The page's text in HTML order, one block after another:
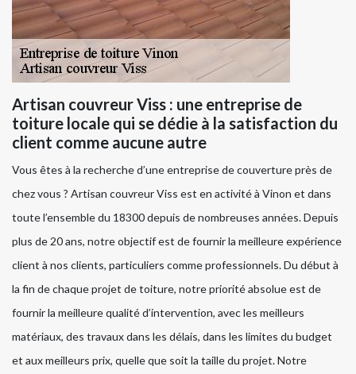
Artisan couvreur Viss : une entreprise de
toiture locale qui se dédie à la satisfaction du
client comme aucune autre
Vous êtes à la recherche d’une entreprise de couverture près de
chez vous ? Artisan couvreur Viss est en activité à Vinon et dans
toute l’ensemble du 18300 depuis de nombreuses années. Depuis
plus de 20 ans, notre objectif est de fournir la meilleure expérience
client à nos clients, particuliers comme professionnels. Du début à
la fin de chaque projet de toiture, notre priorité absolue est de
fournir la meilleure qualité d’intervention, avec les meilleurs
matériaux, des travaux dans les délais, dans les limites du budget
et aux meilleurs prix, quelle que soit la taille du projet. Notre